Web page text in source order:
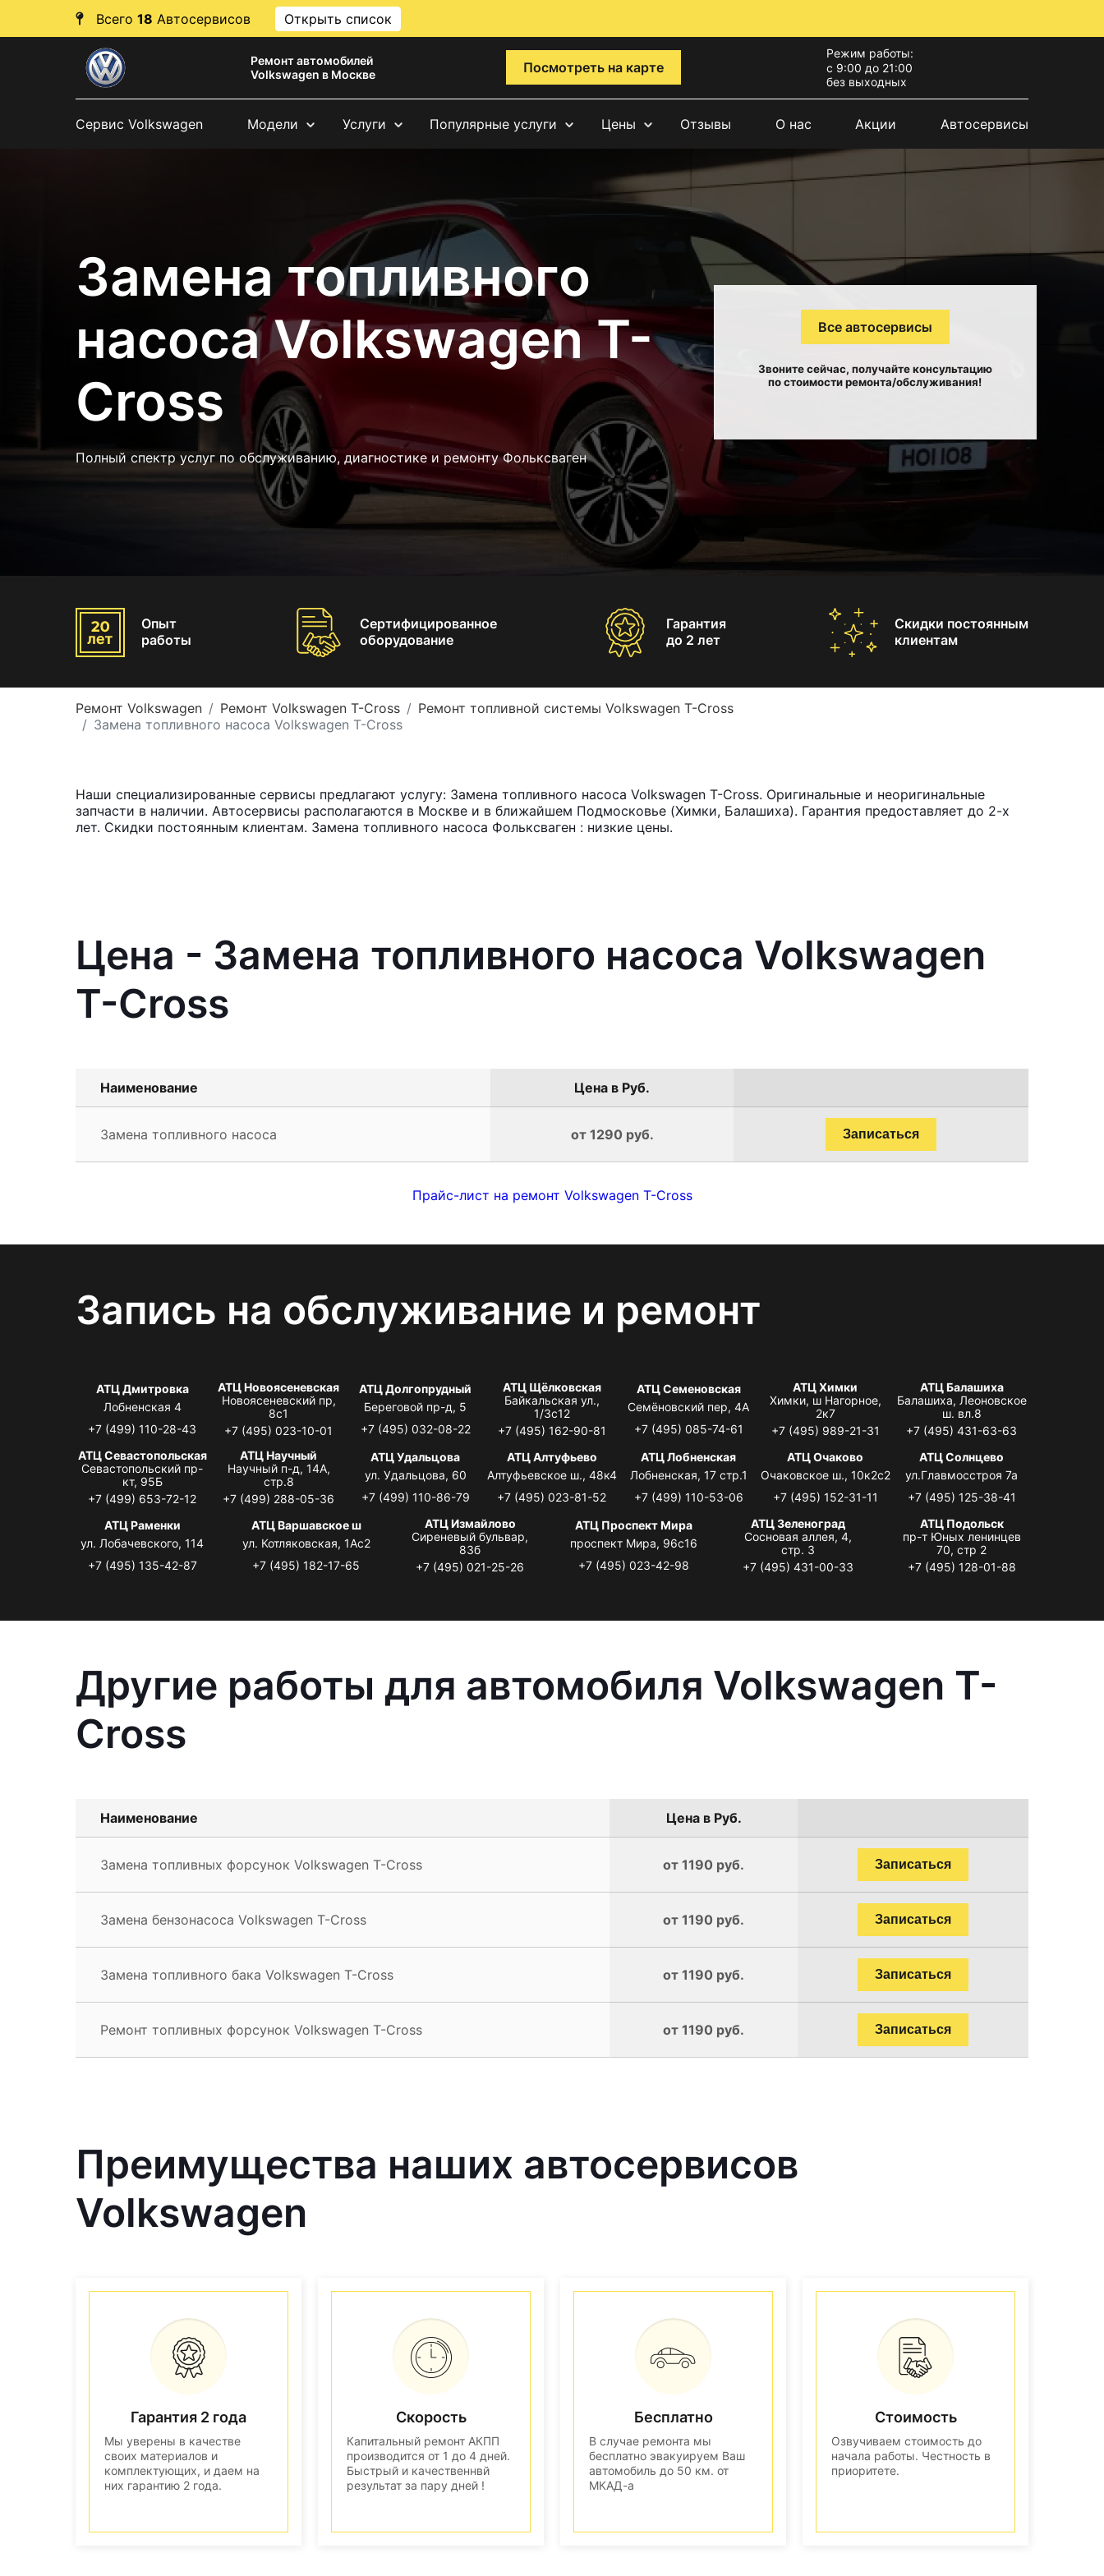
Всего 18 Автосервисов Открыть список
Ремонт автомобилей
Volkswagen в Москве
Посмотреть на карте
Режим работы:
с 9:00 до 21:00
без выходных
Сервис Volkswagen Модели Услуги Популярные услуги Цены Отзывы О нас Акции Автосервисы
Замена топливного
насоса Volkswagen T-
Cross
Полный спектр услуг по обслуживанию, диагностике и ремонту Фольксваген
Все автосервисы
Звоните сейчас, получайте консультацию
по стоимости ремонта/обслуживания!
Опыт
работы
Сертифицированное
оборудование
Гарантия
до 2 лет
Скидки постоянным
клиентам
Ремонт Volkswagen Ремонт Volkswagen T-Cross
Ремонт топливной системы Volkswagen T-Cross
Замена топливного насоса Volkswagen T-Cross
Наши специализированные сервисы предлагают услугу: Замена топливного насоса Volkswagen T-Cross. Оригинальные и неоригинальные
запчасти в наличии. Автосервисы располагаются в Москве и в ближайшем Подмосковье (Химки, Балашиха). Гарантия предоставляет до 2-х
лет. Скидки постоянным клиентам. Замена топливного насоса Фольксваген : низкие цены.
Цена - Замена топливного насоса Volkswagen
T-Cross
Наименование Цена в Руб.
Замена топливного насоса от 1290 руб. Записаться
Прайс-лист на ремонт Volkswagen T-Cross
Запись на обслуживание и ремонт
АТЦ Дмитровка
Лобненская 4
+7 (499) 110-28-43
АТЦ Новоясеневская
Новоясеневский пр,
8с1
+7 (495) 023-10-01
АТЦ Долгопрудный
Береговой пр-д, 5
+7 (495) 032-08-22
АТЦ Щёлковская
Байкальская ул.,
1/3с12
+7 (495) 162-90-81
АТЦ Семеновская
Семёновский пер, 4А
+7 (495) 085-74-61
АТЦ Химки
Химки, ш Нагорное,
2к7
+7 (495) 989-21-31
АТЦ Балашиха
Балашиха, Леоновское
ш. вл.8
+7 (495) 431-63-63
АТЦ Севастопольская
Севастопольский пр-
кт, 95Б
+7 (499) 653-72-12
АТЦ Научный
Научный п-д, 14А,
стр.8
+7 (499) 288-05-36
АТЦ Удальцова
ул. Удальцова, 60
+7 (499) 110-86-79
АТЦ Алтуфьево
Алтуфьевское ш., 48к4
+7 (495) 023-81-52
АТЦ Лобненская
Лобненская, 17 стр.1
+7 (499) 110-53-06
АТЦ Очаково
Очаковское ш., 10к2с2
+7 (495) 152-31-11
АТЦ Солнцево
ул.Главмосстроя 7а
+7 (495) 125-38-41
АТЦ Раменки
ул. Лобачевского, 114
+7 (495) 135-42-87
АТЦ Варшавское ш
ул. Котляковская, 1Ас2
+7 (495) 182-17-65
АТЦ Измайлово
Сиреневый бульвар,
83б
+7 (495) 021-25-26
АТЦ Проспект Мира
проспект Мира, 96с16
+7 (495) 023-42-98
АТЦ Зеленоград
Сосновая аллея, 4,
стр. 3
+7 (495) 431-00-33
АТЦ Подольск
пр-т Юных ленинцев
70, стр 2
+7 (495) 128-01-88
Другие работы для автомобиля Volkswagen T-
Cross
Наименование Цена в Руб.
Замена топливных форсунок Volkswagen T-Cross от 1190 руб. Записаться
Замена бензонасоса Volkswagen T-Cross от 1190 руб. Записаться
Замена топливного бака Volkswagen T-Cross от 1190 руб. Записаться
Ремонт топливных форсунок Volkswagen T-Cross от 1190 руб. Записаться
Преимущества наших автосервисов
Volkswagen
Гарантия 2 года
Мы уверены в качестве
своих материалов и
комплектующих, и даем на
них гарантию 2 года.
Скорость
Капитальный ремонт АКПП
производится от 1 до 4 дней.
Быстрый и качественнвй
результат за пару дней !
Бесплатно
В случае ремонта мы
бесплатно эвакуируем Ваш
автомобиль до 50 км. от
МКАД-а
Стоимость
Озвучиваем стоимость до
начала работы. Честность в
приоритете.